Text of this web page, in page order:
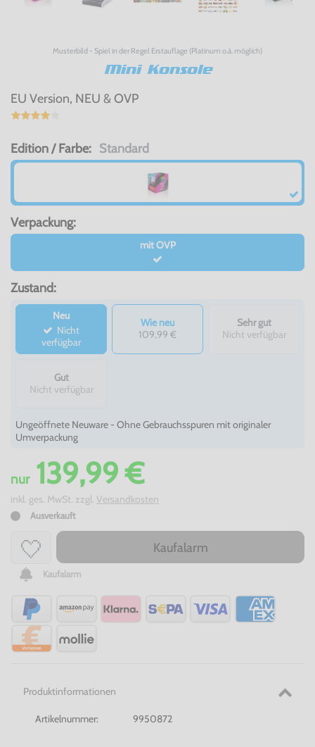
Musterbild - Spiel in der Regel Erstauflage (Platinum o.ä. möglich)
Mini Konsole
EU Version, NEU & OVP
Edition / Farbe: Standard
Verpackung:
mit OVP
Zustand:
Neu
verfügbar
Wie neu
109,99 €
Sehr gut
Nicht verfügbar
Gut
Nicht verfügbar
Ungeöffnete Neuware - Ohne Gebrauchsspuren mit originaler
Umverpackung
nur139,99 €
inkl. ges. MwSt. zzgl. Versandkosten
Ausverkauft
Kaufalarm
Kaufalarm
Produktinformationen
Artikelnummer: 9950872